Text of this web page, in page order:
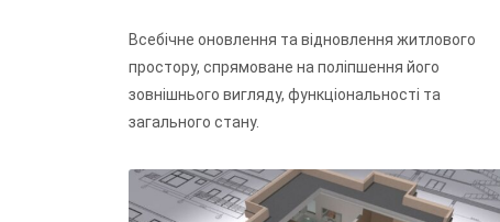
Всебічне оновлення та відновлення житлового
простору, спрямоване на поліпшення його
зовнішнього вигляду, функціональності та
загального стану.